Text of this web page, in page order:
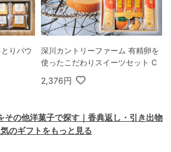
りパウ
深川カントリーファーム 有精卵を
使ったこだわりスイーツセット C
2,376円
その他洋菓子で探す｜香典返し・引き出物
のギフトをもっと見る